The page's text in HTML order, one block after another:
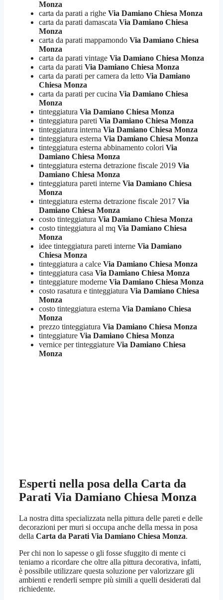
Monza
carta da parati a righe Via Damiano Chiesa Monza
carta da parati damascata Via Damiano Chiesa
Monza
carta da parati mappamondo Via Damiano Chiesa
Monza
carta da parati vintage Via Damiano Chiesa Monza
carta da parati Via Damiano Chiesa Monza
carta da parati per camera da letto Via Damiano
Chiesa Monza
carta da parati per cucina Via Damiano Chiesa
Monza
tinteggiatura Via Damiano Chiesa Monza
tinteggiatura pareti Via Damiano Chiesa Monza
tinteggiatura interna Via Damiano Chiesa Monza
tinteggiatura esterna Via Damiano Chiesa Monza
tinteggiatura esterna abbinamento colori Via
Damiano Chiesa Monza
tinteggiatura esterna detrazione fiscale 2019 Via
Damiano Chiesa Monza
tinteggiatura pareti interne Via Damiano Chiesa
Monza
tinteggiatura esterna detrazione fiscale 2017 Via
Damiano Chiesa Monza
costo tinteggiatura Via Damiano Chiesa Monza
costo tinteggiatura al mq Via Damiano Chiesa
Monza
idee tinteggiatura pareti interne Via Damiano
Chiesa Monza
tinteggiatura a calce Via Damiano Chiesa Monza
tinteggiatura casa Via Damiano Chiesa Monza
tinteggiature moderne Via Damiano Chiesa Monza
costo rasatura e tinteggiatura Via Damiano Chiesa
Monza
costo tinteggiatura esterna Via Damiano Chiesa
Monza
prezzo tinteggiatura Via Damiano Chiesa Monza
tinteggiature Via Damiano Chiesa Monza
vernice per tinteggiature Via Damiano Chiesa
Monza
Esperti nella posa della Carta da
Parati Via Damiano Chiesa Monza
La nostra ditta specializzata nella pittura delle pareti e delle
decorazioni per muri si occupa anche della messa in posa
della Carta da Parati Via Damiano Chiesa Monza.
Per chi non lo sapesse o gli fosse sfuggito di mente ci
teniamo a ricordare che oltre alla pittura decorativa, infatti,
è possibile utilizzare questa soluzione per valorizzare gli
ambienti e renderli sempre più simili a quelli desiderati dal
richiedente.